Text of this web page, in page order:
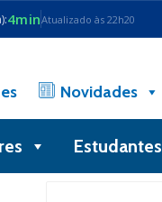
4minAtualizado às 22h20
Novidades
Estudantes